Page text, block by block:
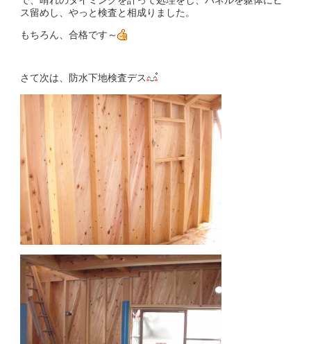
ス留めし、やっと検査と相成りました。
もちろん、合格です～
さて次は、防水下地検査デス